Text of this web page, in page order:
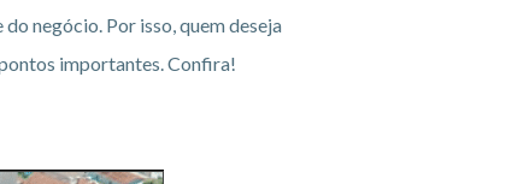
negócio. Por isso, quem deseja
importantes. Confira!